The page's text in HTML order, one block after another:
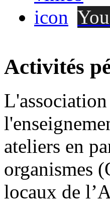
Activités
ateliers en
organismes
locaux de